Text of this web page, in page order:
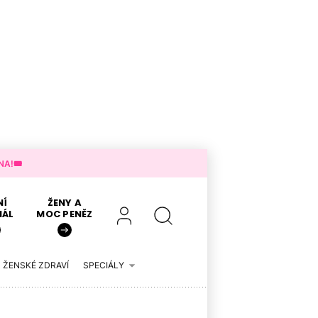
ŽENY A
MOC PENĚZ
ŽENSKÉ ZDRAVÍ SPECIÁLY